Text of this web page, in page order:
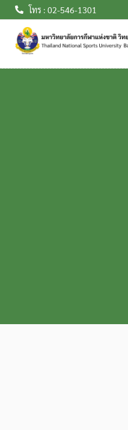
โทร : 02-546-1301